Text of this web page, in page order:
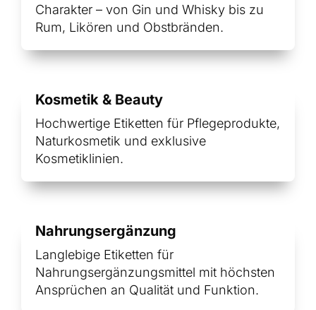
Charakter – von Gin und Whisky bis zu
Rum, Likören und Obstbränden.
Kosmetik & Beauty
Hochwertige Etiketten für Pflegeprodukte,
Naturkosmetik und exklusive
Kosmetiklinien.
Nahrungsergänzung
Langlebige Etiketten für
Nahrungsergänzungsmittel mit höchsten
Ansprüchen an Qualität und Funktion.